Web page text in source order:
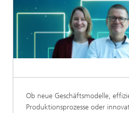
Ob neue Geschäftsmodelle,
Produktionsprozesse oder